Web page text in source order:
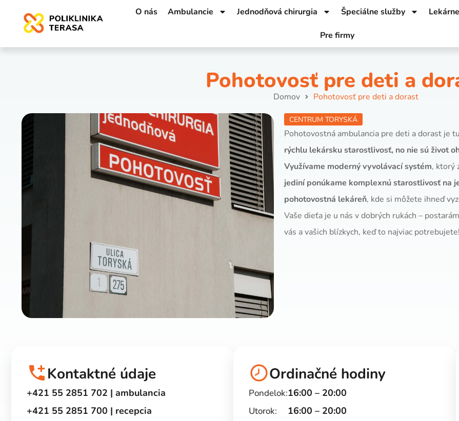
O nás Ambulancie Jednodňová chirurgia Špeciálne služby Lekárne
Pre firmy
Pohotovosť pre deti a
Domov Pohotovosť pre deti a dorast
CENTRUM TORYSKÁ
Pohotovostná ambulancia pre deti a dorast je
rýchlu lekársku starostlivosť, no nie sú život
Využívame moderný vyvolávací systém, ktorý
jediní ponúkame komplexnú starostlivosť na
pohotovostná lekáreň, kde si môžete ihneď
Vaše dieťa je u nás v dobrých rukách –
vás a vašich blízkych, keď to najviac potrebujete!
Kontaktné údaje
+421 55 2851 702 | ambulancia
+421 55 2851 700 | recepcia
Ordinačné hodiny
Pondelok:
Utorok:
16:00 – 20:00
16:00 – 20:00